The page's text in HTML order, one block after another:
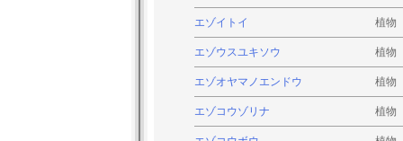
エゾイトイ 植物
エゾウスユキソウ 植物
エゾオヤマノエンドウ 植物
エゾコウゾリナ 植物